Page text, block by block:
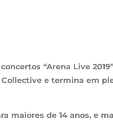
“Arena Live
e termina em
maiores de 14 anos, e